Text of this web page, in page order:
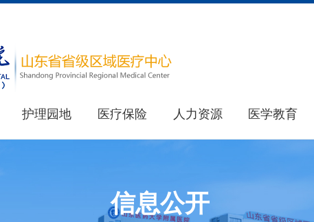
医院简介 医院荣誉
护理园地 医疗保险 人力资源 医学教育
重要新闻 其他新闻
信息公开